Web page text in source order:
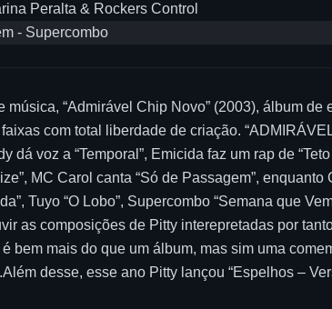
Peralta & Rockers Control
- Supercombo
“Admirável Chip Novo” (2003), álbum de
com total liberdade de criação.
voz a “Temporal”, Emicida faz um rap de
MC Carol canta “Só de Passagem”, enquanto
Tuyo “O Lobo”, Supercombo “Semana que
as composições de Pitty interepretadas por
bem mais do que um álbum, mas sim uma
desse, esse ano Pitty lançou “Espelhos –